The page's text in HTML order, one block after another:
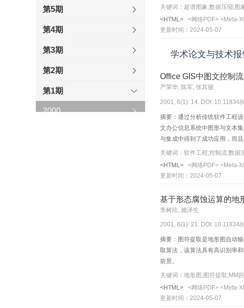
第5期
第4期
第3期
第2期
第1期
2000
于分类结果的错分概率。由于
进行了全面的综述，并对二者
给出了相应的结论和进一步研
关键词：超谱图象;数据压缩;图
<HTML>
<网络PDF> <Meta-
更新时间：2024-05-07
学术论文与技术报
Office GIS中图文控制
严荣华, 陈军, 张其骏
2001, 6(1): 14. DOI: 10.11834/
摘要：通过分析传统软件工程
文办公信息系统中图形与文本
与集成中得到了成功应用，而
<HTML>
<网络PDF> <Meta-
更新时间：2024-05-07
基于形态腐蚀运算的地
李树欣, 施泽生
2001, 6(1): 21. DOI: 10.11834/
摘要：图符提取是地形图自动
取算法，该算法具有高识别率
前景。
关键词：地形图;图符提取;MM
<HTML>
<网络PDF> <Meta-
更新时间：2024-05-07